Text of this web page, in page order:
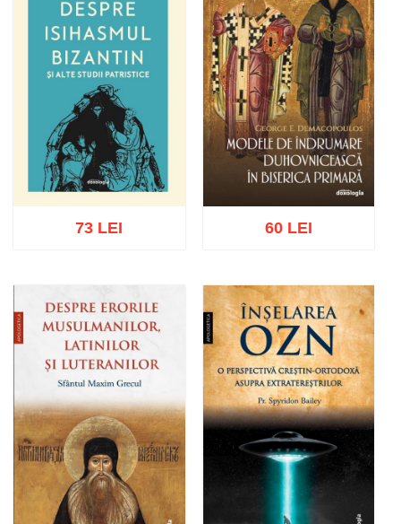
Adaugă în coș Wishlist
73 LEI
Adaugă în coș Wishlist
60 LEI